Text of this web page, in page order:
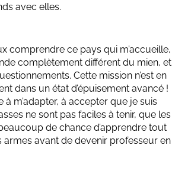
avec elles.
comprendre ce pays qui m’accueille,
complètement différent du mien, et
Cette mission n’est en
dans un état d’épuisement avancé !
m’adapter, à accepter que je suis
ne sont pas faciles à tenir, que les
de chance d’apprendre tout
avant de devenir professeur en